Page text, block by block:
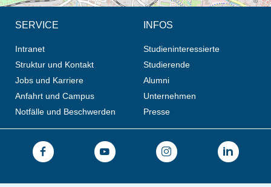
SERVICE
Intranet
Struktur und Kontakt
Jobs und Karriere
Anfahrt und Campus
Notfälle und Beschwerden
INFOS
Studieninteressierte
Studierende
Alumni
Unternehmen
Presse